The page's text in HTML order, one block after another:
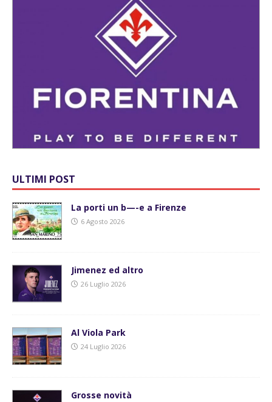
ULTIMI POST
La porti un b—-e a Firenze
6 Agosto 2026
Jimenez ed altro
26 Luglio 2026
Al Viola Park
24 Luglio 2026
Grosse novità